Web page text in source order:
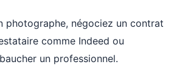
photographe, négociez un contrat
comme Indeed ou
un professionnel.